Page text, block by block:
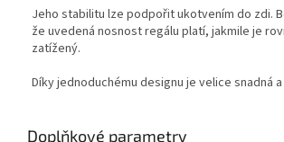
Jeho stabilitu lze podpořit ukotvením do zdi.
že uvedená nosnost regálu platí, jakmile je
zatížený.
Díky jednoduchému designu je velice snadná
Doplňkové parametry